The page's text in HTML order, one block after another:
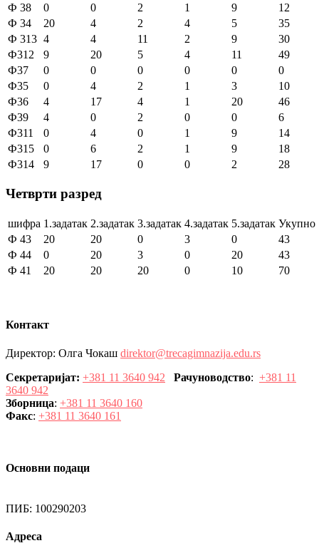
Ф 38
0 0 2 1 9
12
Ф 34
20 4 2 4 5
35
Ф 313 4 4 11 2 9
30
Ф312
9 20 5 4 11
49
Ф37
0 0 0 0 0
0
Ф35
0 4 2 1 3
10
Ф36
4 17 4 1 20
46
Ф39
4 0 2 0 0
6
Ф311
0 4 0 1 9
14
Ф315
0 6 2 1 9
18
Ф314
9 17 0 0 2 28
Четврти разред
шифра 1.задатак 2.задатак 3.задатак 4.задатак 5.задатак Укупно
Ф 43
20 20 0 3 0
43
Ф 44
0 20 3 0 20
43
Ф 41
20 20 20 0 10 70
Контакт
Директор: Олга Чокаш direktor@trecagimnazija.edu.rs
Секретаријат: +381 11 3640 942 Рачуноводство: +381 11
3640 942
Зборница: +381 11 3640 160
Факс: +381 11 3640 161
Основни подаци
ПИБ: 100290203
Адреса